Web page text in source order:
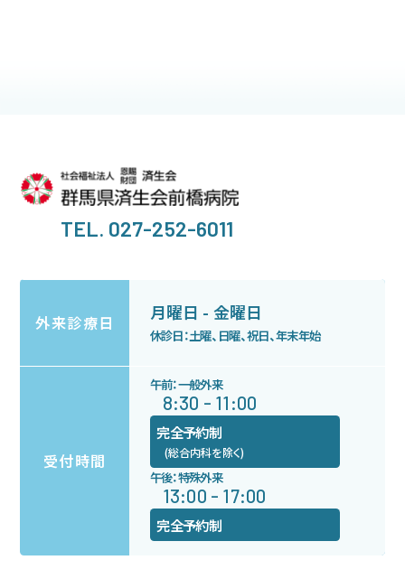
TEL. 027-252-6011
外来診療日 月曜日 - 金曜日
休診日：土曜、日曜、祝日、年末年始
受付時間
午前：一般外来
8:30 - 11:00
完全予約制
(総合内科を除く)
午後：特殊外来
13:00 - 17:00
完全予約制